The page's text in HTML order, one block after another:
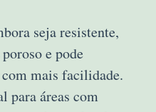
seja resistente,
e pode
mais facilidade.
para áreas com